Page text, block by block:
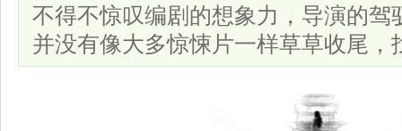
不得不惊叹编剧的想象力，导演的驾
并没有像大多惊悚片一样草草收尾，